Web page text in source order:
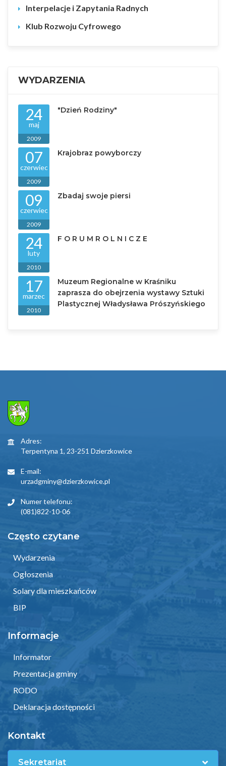
Interpelacje i Zapytania Radnych
Klub Rozwoju Cyfrowego
WYDARZENIA
24
maj
2009
"Dzień Rodziny"
07
czerwiec
2009
Krajobraz powyborczy
09
czerwiec
2009
Zbadaj swoje piersi
24
luty
2010
F O R U M R O L N I C Z E
17
marzec
2010
Muzeum Regionalne w Kraśniku
zaprasza do obejrzenia wystawy Sztuki
Plastycznej Władysława Prószyńskiego
Adres:
Terpentyna 1, 23-251 Dzierzkowice
E-mail:
urzadgminy@dzierzkowice.pl
Numer telefonu:
(081)822-10-06
Często czytane
Wydarzenia
Ogłoszenia
Solary dla mieszkańców
BIP
Informacje
Informator
Prezentacja gminy
RODO
Deklaracja dostępności
Kontakt
Sekretariat